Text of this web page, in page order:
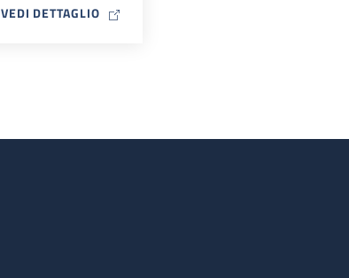
VEDI DETTAGLIOMAP ICON